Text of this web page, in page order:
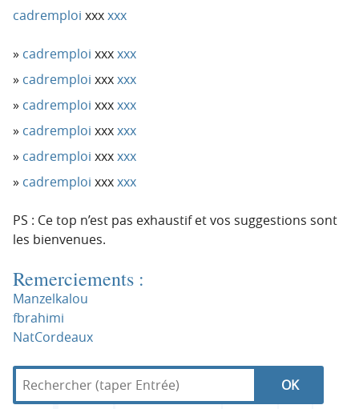
cadremploi xxxxxx
cadremploi xxxxxx
cadremploi xxxxxx
cadremploi xxxxxx
cadremploi xxxxxx
cadremploi xxxxxx
cadremploi xxxxxx
PS : Ce top n’est pas exhaustif et vos suggestions sont
les bienvenues.
Remerciements :
Manzelkalou
fbrahimi
NatCordeaux
N
R
R
d